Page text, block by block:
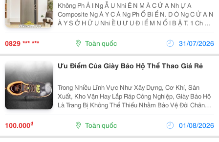
Không Ph Ả I Ng Ẫ U Nhi Ê N M À C Ử A Nh Ự A
Composite Ng À Y C À Ng Ph Ổ Bi Ế N. D Ò Ng C Ử A N
À Y S Ở H Ữ U Nhi Ề U Ư U Đ I Ể M N Ổ I B Ậ T. 1 Ch Ố
Ng N Ướ C Tuy Ệ T Đ Ố I C Ử A Nh Ự A Composite Kh
Ô Ng Th Ấ M N Ướ C, Kh Ô Ng B Ị M Ụ C N Á T...
0829 *** *** Toàn quốc 31/07/2026
Ưu Điểm Của Giày Bảo Hộ Thể Thao Giá Rẻ
Trong Nhiều Lĩnh Vực Như Xây Dựng, Cơ Khí, Sản
Xuất, Kho Vận Hay Lắp Ráp Công Nghiệp, Giày Bảo Hộ
Là Trang Bị Không Thể Thiếu Nhằm Bảo Vệ Đôi Chân
Khỏi Các Nguy Cơ Va Đập, Trơn Trượt Và Những Rủi
Ro Trong Môi Trường Làm Việc. Bên Cạnh Yếu Tố An
Toàn,...
100.000₫ Toàn quốc 01/08/2026